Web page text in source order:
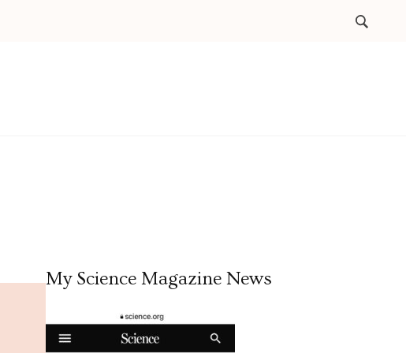
My Science Magazine News